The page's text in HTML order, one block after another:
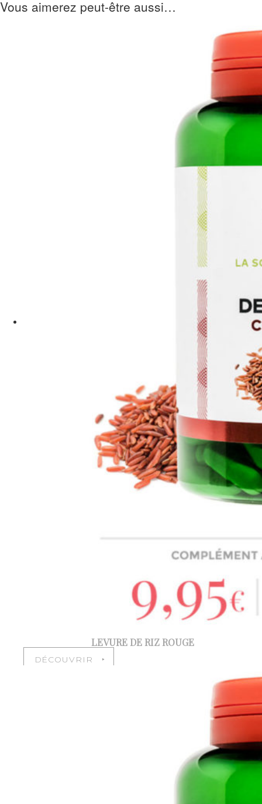
Vous aimerez peut-être aussi…
LEVURE DE RIZ ROUGE
DÉCOUVRIR ‣